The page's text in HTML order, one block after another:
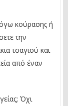
κούρασης ή
την
τσαγιού και
από έναν
Όχι